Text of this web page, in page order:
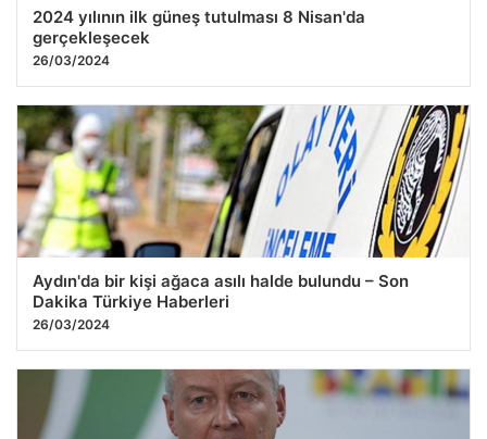
2024 yılının ilk güneş tutulması 8 Nisan'da
gerçekleşecek
26/03/2024
Aydın'da bir kişi ağaca asılı halde bulundu – Son
Dakika Türkiye Haberleri
26/03/2024